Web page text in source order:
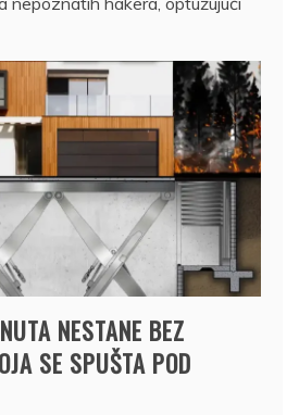
NESTANE BEZ
SE SPUŠTA POD